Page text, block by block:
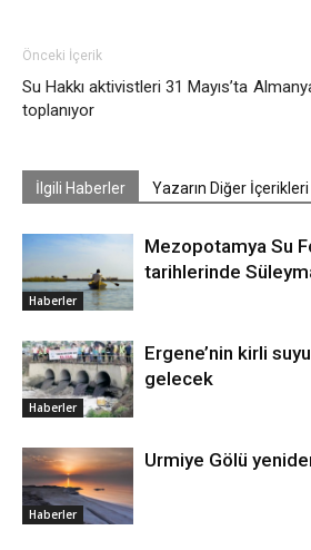
Önceki İçerik
Su Hakkı aktivistleri 31 Mayıs’ta
toplanıyor
İlgili Haberler Yazarın Diğer İçerikleri
Haberler
Mezopotamya Su
tarihlerinde
Haberler
Ergene’nin kirli
gelecek
Haberler
Urmiye Gölü